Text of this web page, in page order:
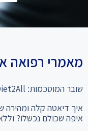
מאמרי רפואה
שובר המוסכמות: Diet2All – הדרך שלך לחיים חדשים
איך דיאטה קלה ומהירה
איפה שכולם נכשלו?